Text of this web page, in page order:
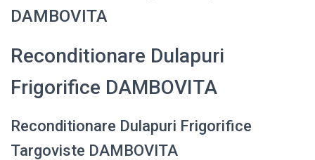
DAMBOVITA
Reconditionare Dulapuri
Frigorifice DAMBOVITA
Reconditionare Dulapuri Frigorifice
Targoviste DAMBOVITA